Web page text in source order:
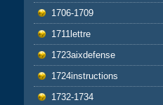
1706-1709
1711lettre
1723aixdefense
1724instructions
1732-1734